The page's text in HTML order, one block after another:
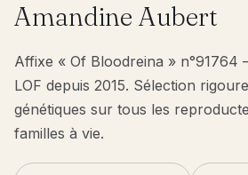
Amandine Aubert
Affixe « Of Bloodreina » n°91764
LOF depuis 2015. Sélection
génétiques sur tous les
familles à vie.